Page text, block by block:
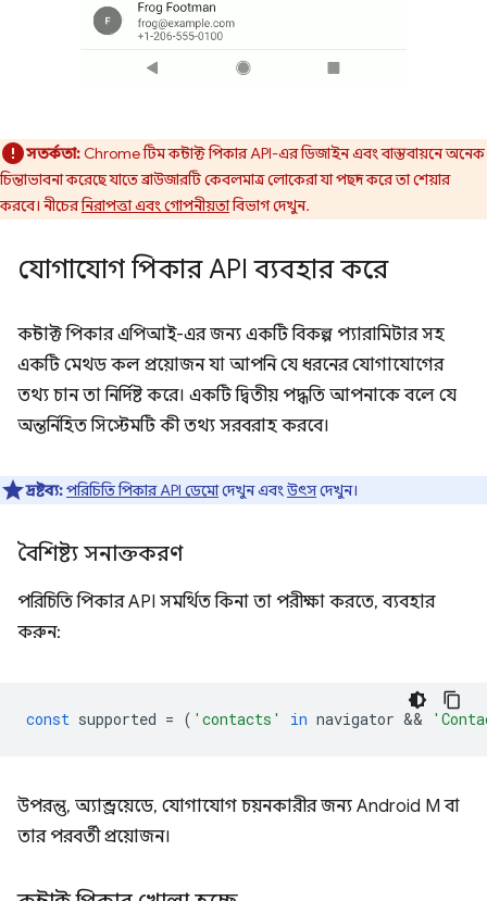
সতর্কতা:Chrome টিম কন্টাক্ট পিকার API-এর ডিজাইন এবং বাস্তবায়নে অনেক
চিন্তাভাবনা করেছে যাতে ব্রাউজারটি কেবলমাত্র লোকেরা যা পছন্দ করে তা শেয়ার
করবে। নীচেরনিরাপত্তা এবং গোপনীয়তাবিভাগ দেখুন.
যোগাযোগ পিকার API ব্যবহার করে
কন্টাক্ট পিকার এপিআই-এর জন্য একটি বিকল্প প্যারামিটার সহ
একটি মেথড কল প্রয়োজন যা আপনি যে ধরনের যোগাযোগের
তথ্য চান তা নির্দিষ্ট করে। একটি দ্বিতীয় পদ্ধতি আপনাকে বলে যে
অন্তর্নিহিত সিস্টেমটি কী তথ্য সরবরাহ করবে।
দ্রষ্টব্য:পরিচিতি পিকার API ডেমোদেখুন এবংউৎসদেখুন।
বৈশিষ্ট্য সনাক্তকরণ
পরিচিতি পিকার API সমর্থিত কিনা তা পরীক্ষা করতে, ব্যবহার
করুন:
const supported = ( 'contacts' in navigator &&
উপরন্তু, অ্যান্ড্রয়েডে, যোগাযোগ চয়নকারীর জন্য Android M বা
তার পরবর্তী প্রয়োজন।